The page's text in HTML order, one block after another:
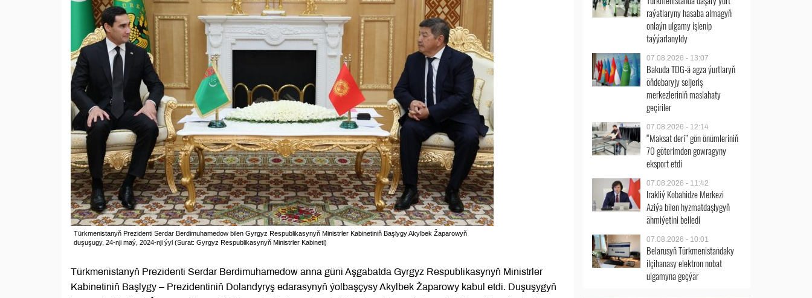
Türkmenistanyň Prezidenti Serdar Berdimuhamedow bilen Gyrgyz Respublikasynyň Ministrler Kabinetiniň Başlygy Akylbek Žaparowyň
duşuşugy, 24-nji maý, 2024-nji ýyl (Surat: Gyrgyz Respublikasynyň Ministrler Kabineti)
Türkmenistanyň Prezidenti Serdar Berdimuhamedow anna güni Aşgabatda Gyrgyz Respublikasynyň Ministrler
Kabinetiniň Başlygy – Prezidentiniň Dolandyryş edarasynyň ýolbaşçysy Akylbek Žaparowy kabul etdi. Duşuşygyň
raýatlaryny hasaba almagyň
onlaýn ulgamy işlenip
taýýarlanyldy
07.08.2026 - 13:07
Bakuda TDG-ä agza ýurtlaryň
öňdebaryjy seljeriş
merkezleriniň maslahaty
geçiriler
07.08.2026 - 12:14
“Maksat deri” gön önümleriniň
70 göterimden gowragyny
eksport etdi
07.08.2026 - 11:42
Irakliý Kobahidze Merkezi
Aziýa bilen hyzmatdaşlygyň
ähmiýetini belledi
07.08.2026 - 10:01
Belarusyň Türkmenistandaky
ilçihanasy elektron nobat
ulgamyna geçýär